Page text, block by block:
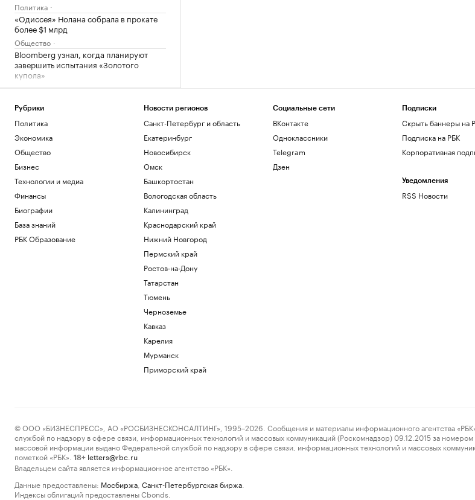
Политика
«Одиссея» Нолана собрала в прокате
более $1 млрд
Общество
Bloomberg узнал, когда планируют
завершить испытания «Золотого
купола»
Политика
инструмента диверсификации
накоплений
РБК и Сбер
Госдепа раньше, чтобы «вести войну»
Политика
Рубрики
Политика
Экономика
Общество
Бизнес
Технологии и медиа
Финансы
Биографии
База знаний
РБК Образование
Новости регионов
Санкт-Петербург и область
Екатеринбург
Новосибирск
Омск
Башкортостан
Вологодская область
Калининград
Краснодарский край
Нижний Новгород
Пермский край
Ростов-на-Дону
Татарстан
Тюмень
Черноземье
Кавказ
Карелия
Мурманск
Приморский край
Социальные сети
ВКонтакте
Одноклассники
Telegram
Дзен
Подписки
Скрыть баннеры на
Подписка на РБК
Корпоративная
Уведомления
RSS Новости
© ООО «БИЗНЕСПРЕСС», АО «РОСБИЗНЕСКОНСАЛТИНГ», 1995–2026. Сообщения и материалы информационного агентства «РБК»
службой по надзору в сфере связи, информационных технологий и массовых коммуникаций (Роскомнадзор) 09.12.2015 за
массовой информации выдано Федеральной службой по надзору в сфере связи, информационных технологий и массовых
пометкой «РБК».
18+ letters@rbc.ru
Владельцем сайта является информационное агентство «РБК».
Данные предоставлены: Мосбиржа Санкт-Петербургская биржа
Индексы облигаций предоставлены Cbonds.